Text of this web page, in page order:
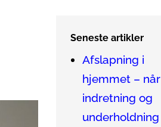
Seneste artikler
Afslapning i
hjemmet – når
indretning og
underholdning